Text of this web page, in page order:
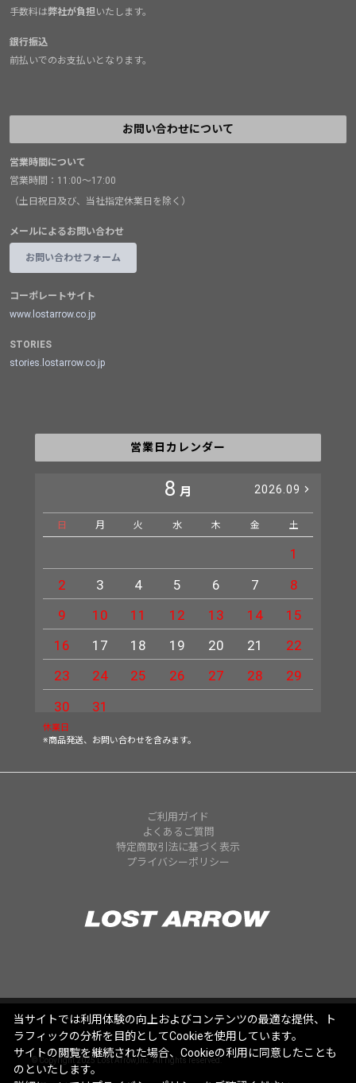
手数料は弊社が負担いたします。
銀行振込
前払いでのお支払いとなります。
お問い合わせについて
営業時間について
営業時間：11:00～17:00
（土日祝日及び、当社指定休業日を除く）
メールによるお問い合わせ
お問い合わせフォーム
コーポレートサイト
www.lostarrow.co.jp
STORIES
stories.lostarrow.co.jp
営業日カレンダー
8 月 2026.09
日 月 火 水 木 金 土
1
2
3 4 5 6 7
8
9
10 11 12 13 14
15
16
17 18 19 20 21
22
23
24 25 26 27 28
29
30
31
休業日
※商品発送、お問い合わせを含みます。
ご利用ガイド
よくあるご質問
特定商取引法に基づく表示
プライバシーポリシー
© Copyright 2025 Lost Arrow,Inc. All rights reserved.
当サイトでは利用体験の向上およびコンテンツの最適な提供、ト
ラフィックの分析を目的としてCookieを使用しています。
サイトの閲覧を継続された場合、Cookieの利用に同意したことも
のといたします。